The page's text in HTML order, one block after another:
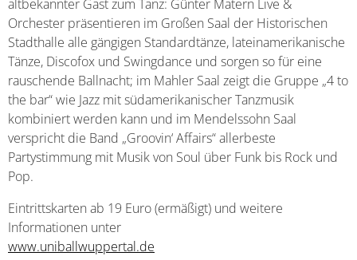
altbekannter Gast zum Tanz: Günter Matern Live &
Orchester präsentieren im Großen Saal der Historischen
Stadthalle alle gängigen Standardtänze, lateinamerikanische
Tänze, Discofox und Swingdance und sorgen so für eine
rauschende Ballnacht; im Mahler Saal zeigt die Gruppe „4 to
the bar“ wie Jazz mit südamerikanischer Tanzmusik
kombiniert werden kann und im Mendelssohn Saal
verspricht die Band „Groovin‘ Affairs“ allerbeste
Partystimmung mit Musik von Soul über Funk bis Rock und
Pop.
Eintrittskarten ab 19 Euro (ermäßigt) und weitere
Informationen unter
www.uniballwuppertal.de